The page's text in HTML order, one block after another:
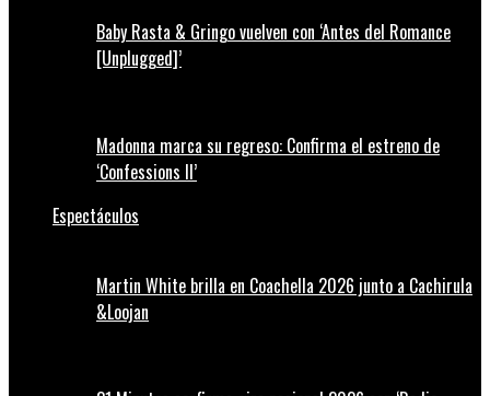
Baby Rasta & Gringo vuelven con ‘Antes del Romance
[Unplugged]’
Madonna marca su regreso: Confirma el estreno de
‘Confessions II’
Espectáculos
Martin White brilla en Coachella 2026 junto a Cachirula
&Loojan